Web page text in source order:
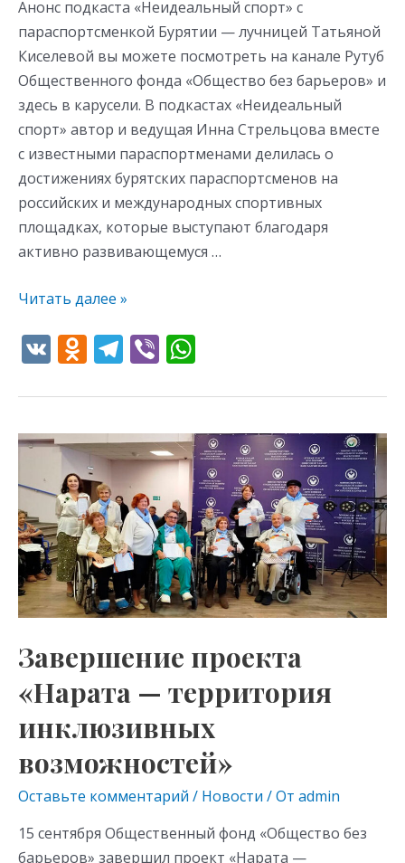
Анонс подкаста «Неидеальный спорт» с
параспортсменкой Бурятии — лучницей Татьяной
Киселевой вы можете посмотреть на канале Рутуб
Общественного фонда «Общество без барьеров» и
здесь в карусели. В подкастах «Неидеальный
спорт» автор и ведущая Инна Стрельцова вместе
с известными параспортменами делилась о
достижениях бурятских параспортсменов на
российских и международных спортивных
площадках, которые выступают благодаря
активно развивающемуся …
Читать далее »
V O
n
o
kl
as
s
ni
ki
T
e
gr
a
m
Vi
er at
s
A
p
p
Завершение проекта
«Нарата — территория
инклюзивных
возможностей»
Оставьте комментарий / Новости / От admin
15 сентября Общественный фонд «Общество без
барьеров» завершил проект «Нарата —
Завершение
проекта
«Нарата
—
территория
инклюзивных
возможностей»